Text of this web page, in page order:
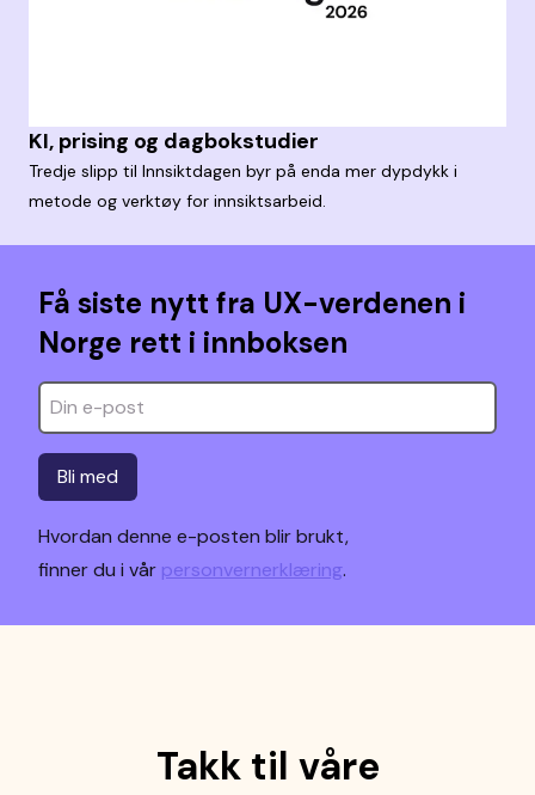
KI, prising og dagbokstudier
Tredje slipp til Innsiktdagen byr på enda mer dypdykk i
metode og verktøy for innsiktsarbeid.
Få siste nytt fra UX-verdenen i
Norge rett i innboksen
Bli med
Hvordan denne e-posten blir brukt,
finner du i vår personvernerklæring.
Takk til våre